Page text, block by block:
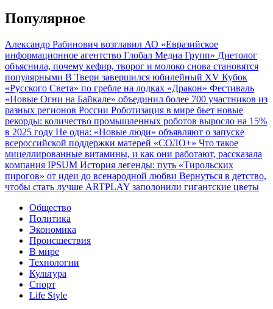
Популярное
Александр Рабинович возглавил АО «Евразийское
информационное агентство Глобал Медиа Групп» Диетолог
объяснила, почему кефир, творог и молоко снова становятся
популярными В Твери завершился юбилейный XV Кубок
«Русского Света» по гребле на лодках «Дракон» Фестиваль
«Новые Огни на Байкале» объединил более 700 участников из
разных регионов России Роботизация в мире бьет новые
рекорды: количество промышленных роботов выросло на 15%
в 2025 году Не одна: «Новые люди» объявляют о запуске
всероссийской поддержки матерей «СОЛО+» Что такое
мицеллированные витамины, и как они работают, рассказала
компания IPSUM История легенды: путь «Тирольских
пирогов» от идеи до всенародной любви Вернуться в детство,
чтобы стать лучше ARTPLAY заполонили гигантские цветы
Общество
Политика
Экономика
Происшествия
В мире
Технологии
Культура
Спорт
Life Style